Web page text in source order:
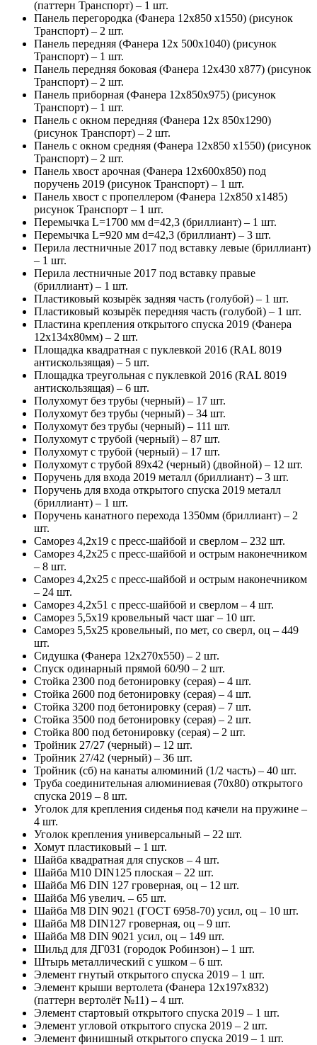
(паттерн Транспорт) – 1 шт.
Панель перегородка (Фанера 12х850 х1550) (рисунок
Транспорт) – 2 шт.
Панель передняя (Фанера 12х 500х1040) (рисунок
Транспорт) – 1 шт.
Панель передняя боковая (Фанера 12х430 х877) (рисунок
Транспорт) – 2 шт.
Панель приборная (Фанера 12х850х975) (рисунок
Транспорт) – 1 шт.
Панель с окном передняя (Фанера 12х 850х1290)
(рисунок Транспорт) – 2 шт.
Панель с окном средняя (Фанера 12х850 х1550) (рисунок
Транспорт) – 2 шт.
Панель хвост арочная (Фанера 12х600х850) под
поручень 2019 (рисунок Транспорт) – 1 шт.
Панель хвост с пропеллером (Фанера 12х850 х1485)
рисунок Транспорт – 1 шт.
Перемычка L=1700 мм d=42,3 (бриллиант) – 1 шт.
Перемычка L=920 мм d=42,3 (бриллиант) – 3 шт.
Перила лестничные 2017 под вставку левые (бриллиант)
– 1 шт.
Перила лестничные 2017 под вставку правые
(бриллиант) – 1 шт.
Пластиковый козырёк задняя часть (голубой) – 1 шт.
Пластиковый козырёк передняя часть (голубой) – 1 шт.
Пластина крепления открытого спуска 2019 (Фанера
12х134х80мм) – 2 шт.
Площадка квадратная с пуклевкой 2016 (RAL 8019
антискользящая) – 5 шт.
Площадка треугольная с пуклевкой 2016 (RAL 8019
антискользящая) – 6 шт.
Полухомут без трубы (черный) – 17 шт.
Полухомут без трубы (черный) – 34 шт.
Полухомут без трубы (черный) – 111 шт.
Полухомут с трубой (черный) – 87 шт.
Полухомут с трубой (черный) – 17 шт.
Полухомут с трубой 89х42 (черный) (двойной) – 12 шт.
Поручень для входа 2019 металл (бриллиант) – 3 шт.
Поручень для входа открытого спуска 2019 металл
(бриллиант) – 1 шт.
Поручень канатного перехода 1350мм (бриллиант) – 2
шт.
Саморез 4,2х19 с пресс-шайбой и сверлом – 232 шт.
Саморез 4,2х25 с пресс-шайбой и острым наконечником
– 8 шт.
Саморез 4,2х25 с пресс-шайбой и острым наконечником
– 24 шт.
Саморез 4,2х51 с пресс-шайбой и сверлом – 4 шт.
Саморез 5,5х19 кровельный част шаг – 10 шт.
Саморез 5,5х25 кровельный, по мет, со сверл, оц – 449
шт.
Сидушка (Фанера 12х270х550) – 2 шт.
Спуск одинарный прямой 60/90 – 2 шт.
Стойка 2300 под бетонировку (серая) – 4 шт.
Стойка 2600 под бетонировку (серая) – 4 шт.
Стойка 3200 под бетонировку (серая) – 7 шт.
Стойка 3500 под бетонировку (серая) – 2 шт.
Стойка 800 под бетонировку (серая) – 2 шт.
Тройник 27/27 (черный) – 12 шт.
Тройник 27/42 (черный) – 36 шт.
Тройник (сб) на канаты алюминий (1/2 часть) – 40 шт.
Труба соединительная алюминиевая (70х80) открытого
спуска 2019 – 8 шт.
Уголок для крепления сиденья под качели на пружине –
4 шт.
Уголок крепления универсальный – 22 шт.
Хомут пластиковый – 1 шт.
Шайба квадратная для спусков – 4 шт.
Шайба М10 DIN125 плоская – 22 шт.
Шайба М6 DIN 127 гроверная, оц – 12 шт.
Шайба М6 увелич. – 65 шт.
Шайба М8 DIN 9021 (ГОСТ 6958-70) усил, оц – 10 шт.
Шайба М8 DIN127 гроверная, оц – 9 шт.
Шайба М8 DIN 9021 усил, оц – 149 шт.
Шильд для ДГ031 (городок Робинзон) – 1 шт.
Штырь металлический с ушком – 6 шт.
Элемент гнутый открытого спуска 2019 – 1 шт.
Элемент крыши вертолета (Фанера 12х197х832)
(паттерн вертолёт №11) – 4 шт.
Элемент стартовый открытого спуска 2019 – 1 шт.
Элемент угловой открытого спуска 2019 – 2 шт.
Элемент финишный открытого спуска 2019 – 1 шт.